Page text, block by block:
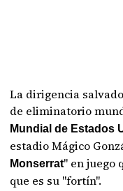
La dirigencia
de eliminatorio
Mundial de Estados
estadio Mágico
Monserrat" en juego
que es su "fortín".